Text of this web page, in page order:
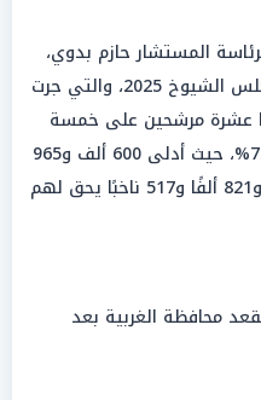
المستشار حازم بدوي،
نتيجة جولة الإعادة من انتخابات مجلس الشيوخ 2025، والتي جرت
مرشحين على خمسة
مقاعد. وبلغت نسبة المشاركة 7.68%، حيث أدلى 600 ألف و965
ناخبًا بأصواتهم من أصل 7 ملايين و821 ألفًا و517 ناخبًا يحق لهم
محافظة الغربية بعد